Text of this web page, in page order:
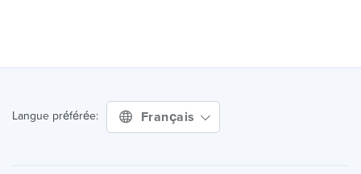
Langue préférée: Français